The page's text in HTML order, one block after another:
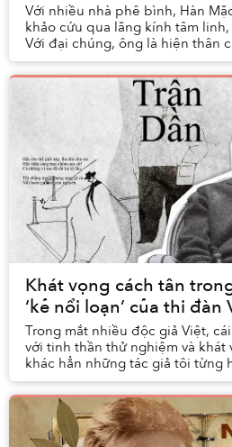
Với nhiều nhà phê bình, Hàn
khảo cứu qua lăng kính tâm
Với đại chúng, ông là hiện thân
sự hoang hoải trước kiếp người
Khát vọng cách tân
‘kẻ nổi loạn’ của thi đàn
Trong mắt nhiều độc giả Việt,
với tinh thần thử nghiệm và khát
khác hẳn những tác giả tôi từng
thông: vừa mới mẻ, vừa tươi lạ,